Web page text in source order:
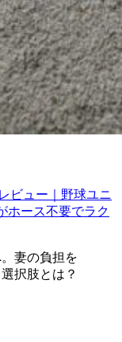
ビュー｜野球ユニ
ホース不要でラク